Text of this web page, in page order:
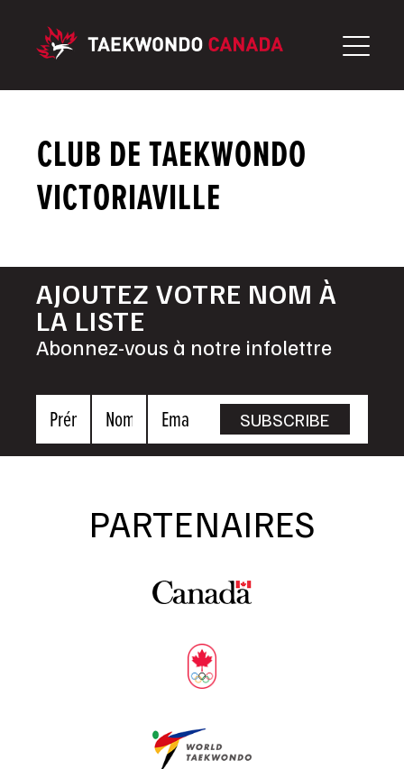
contenu
CLUB DE TAEKWONDO
VICTORIAVILLE
AJOUTEZ VOTRE NOM À
LA LISTE
Abonnez-vous à notre infolettre
PrénomNom Email SUBSCRIBE
PARTENAIRES